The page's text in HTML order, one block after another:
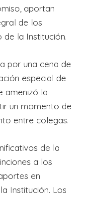
aportan
de los
la Institución.
por una cena de
especial de
amenizó la
un momento de
entre colegas.
de la
a los
en
Institución. Los